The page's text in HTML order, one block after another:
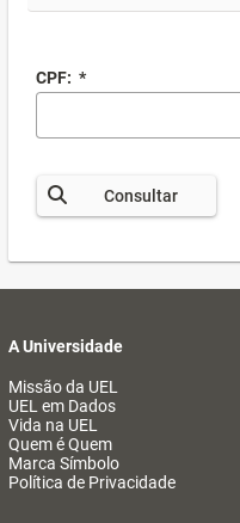
CPF: *
Consultar
A Universidade
Missão da UEL
UEL em Dados
Vida na UEL
Quem é Quem
Marca Símbolo
Política de Privacidade